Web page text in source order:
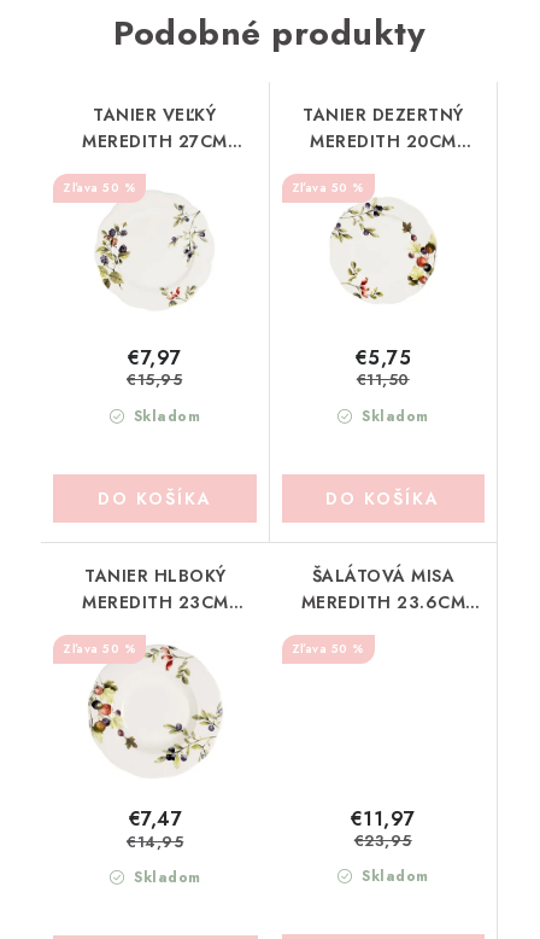
Podobné produkty
TANIER VEĽKÝ
MEREDITH 27CM
COMPTOIR DE FAMILLE
(202001)
50 %
Skladom
€7,97
€15,95
DO KOŠÍKA
TANIER DEZERTNÝ
MEREDITH 20CM
COMPTOIR DE FAMILLE
(202002)
50 %
Skladom
€5,75
€11,50
DO KOŠÍKA
TANIER HLBOKÝ
MEREDITH 23CM
(202003)
50 %
Skladom
€7,47
€14,95
ŠALÁTOVÁ MISA
MEREDITH 23.6CM
(202005)
50 %
Skladom
€11,97
€23,95